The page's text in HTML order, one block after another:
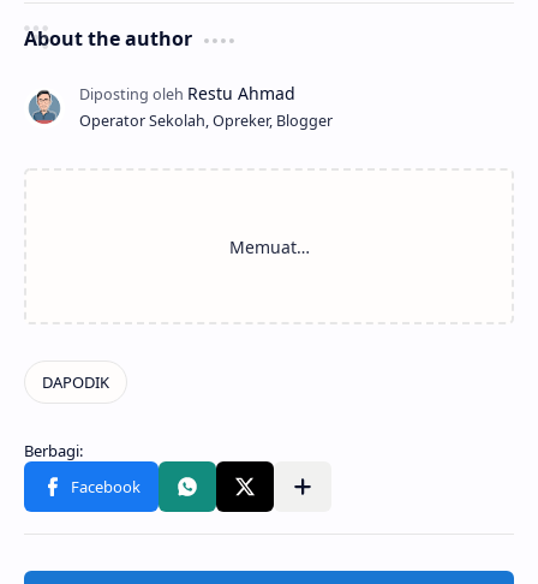
About the author
Operator Sekolah, Opreker, Blogger